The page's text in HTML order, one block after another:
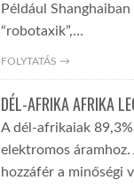
Például
“robotaxik”,…
FOLYTATÁS →
DÉL-AFRIKA AFRIKA
A dél-afrikaiak
elektromos
hozzáfér a minőségi